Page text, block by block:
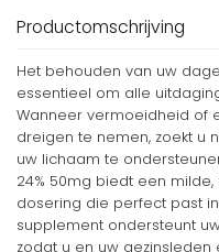
Productomschrijving
Het behouden van uw
essentieel om alle
Wanneer vermoeidheid of
dreigen te nemen, zoekt u
uw lichaam te
24% 50mg biedt een
dosering die perfect past
supplement ondersteunt
zodat u en uw